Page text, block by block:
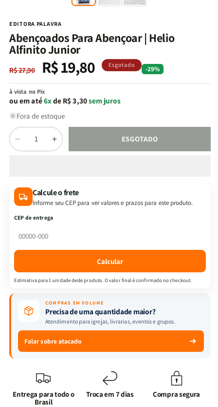
EDITORA PALAVRA
Abençoados Para Abençoar | Helio
Alfinito Junior
Preço
normal
R$ 27,90
Preço
promocional
R$ 19,80 Esgotado -29%
à vista no Pix
ou em até6xde R$ 3,30sem juros
Fora de estoque
Quantidade
Diminuir
a
Para
Abençoar
|
Alfinito
Aumentar
a
Para
Abençoar
ESGOTADO
Calcule o frete
Informe seu CEP para ver valores e prazos para este produto.
CEP de entrega
Calcular
Estimativa para 1 unidade deste produto. O valor final é confirmado no checkout.
COMPRAS EM VOLUME
Precisa de uma quantidade maior?
Atendimento para igrejas, livrarias, eventos e grupos.
Falar sobre atacado
Entrega para todo o
Brasil
Troca em 7 dias Compra segura